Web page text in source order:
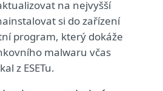
na nejvyšší
si do zařízení
program, který dokáže
malwaru včas
z ESETu.